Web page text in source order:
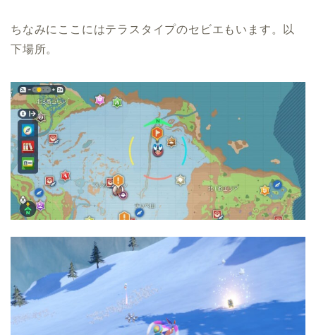
ちなみにここにはテラスタイプのセビエもいます。以
下場所。